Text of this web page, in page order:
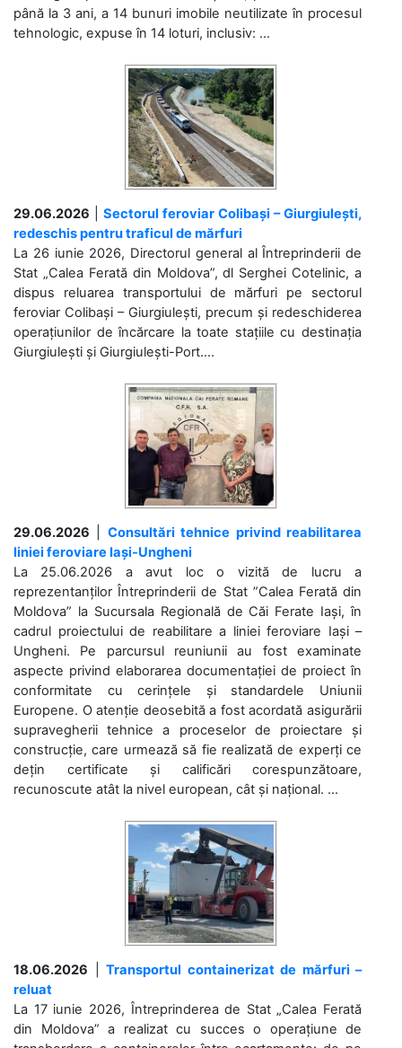
până la 3 ani, a 14 bunuri imobile neutilizate în procesul
tehnologic, expuse în 14 loturi, inclusiv: ...
29.06.2026
Sectorul feroviar Colibași – Giurgiulești,
redeschis pentru traficul de mărfuri
La 26 iunie 2026, Directorul general al Întreprinderii de
Stat „Calea Ferată din Moldova”, dl Serghei Cotelinic, a
dispus reluarea transportului de mărfuri pe sectorul
feroviar Colibași – Giurgiulești, precum și redeschiderea
operațiunilor de încărcare la toate stațiile cu destinația
Giurgiulești și Giurgiulești-Port....
29.06.2026
Consultări tehnice privind reabilitarea
liniei feroviare Iași-Ungheni
La 25.06.2026 a avut loc o vizită de lucru a
reprezentanților Întreprinderii de Stat ”Calea Ferată din
Moldova” la Sucursala Regională de Căi Ferate Iași, în
cadrul proiectului de reabilitare a liniei feroviare Iași –
Ungheni. Pe parcursul reuniunii au fost examinate
aspecte privind elaborarea documentației de proiect în
conformitate cu cerințele și standardele Uniunii
Europene. O atenție deosebită a fost acordată asigurării
supravegherii tehnice a proceselor de proiectare și
construcție, care urmează să fie realizată de experți ce
dețin certificate și calificări corespunzătoare,
recunoscute atât la nivel european, cât și național. ...
18.06.2026
Transportul containerizat de mărfuri –
reluat
La 17 iunie 2026, Întreprinderea de Stat „Calea Ferată
din Moldova” a realizat cu succes o operațiune de